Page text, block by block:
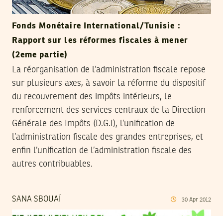
Fonds Monétaire International/Tunisie :
Rapport sur les réformes fiscales à mener
(2eme partie)
La réorganisation de l’administration fiscale repose
sur plusieurs axes, à savoir la réforme du dispositif
du recouvrement des impôts intérieurs, le
renforcement des services centraux de la Direction
Générale des Impôts (D.G.I), l’unification de
l’administration fiscale des grandes entreprises, et
enfin l’unification de l’administration fiscale des
autres contribuables.
SANA SBOUAÏ 30 Apr 2012